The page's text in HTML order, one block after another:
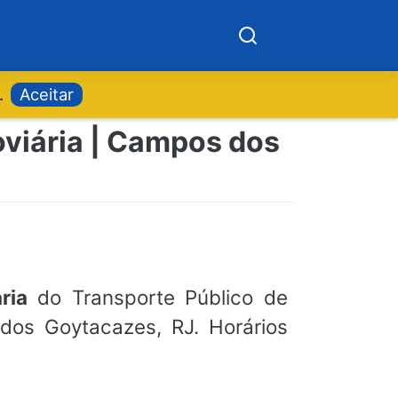
. Aceitar
| Campos dos
do Transporte Público de
Goytacazes, RJ. Horários